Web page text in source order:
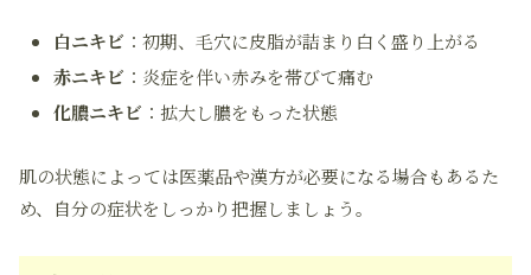
白ニキビ ：初期、毛穴に皮脂が詰まり白く盛り上がる
赤ニキビ ：炎症を伴い赤みを帯びて痛む
化膿ニキビ ：拡大し膿をもった状態
肌の状態によっては医薬品や漢方が必要になる場合もあるた
め、自分の症状をしっかり把握しましょう。